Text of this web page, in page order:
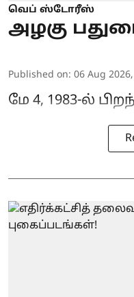
வெப் ஸ்டோரீஸ்
அழகு
Published on: 06 Aug
மே 4, 1983-ல்